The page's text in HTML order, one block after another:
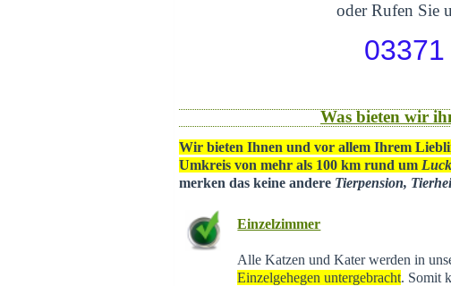
oder Rufen Sie
Was bieten wir
Wir bieten Ihnen und vor allem Ihrem
Umkreis von mehr als 100 km rund um
merken das keine andere Tierpension,
Einzelzimmer
Alle Katzen und Kater werden in
Einzelgehegen untergebracht. Somit